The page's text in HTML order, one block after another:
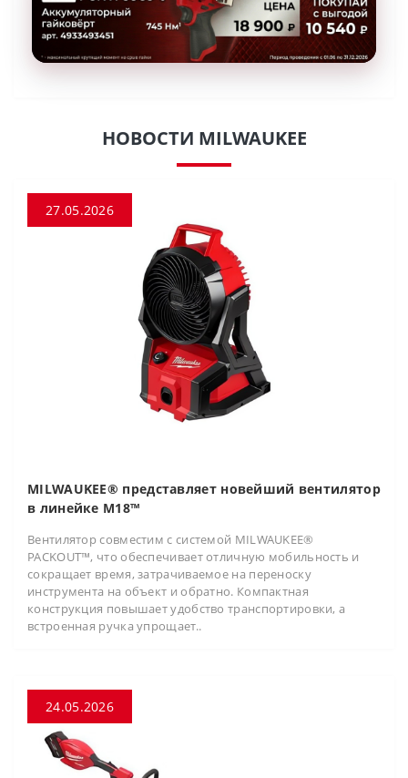
НОВОСТИ MILWAUKEE
27.05.2026
MILWAUKEE® представляет новейший вентилятор
в линейке M18™
Вентилятор совместим с системой MILWAUKEE®
PACKOUT™, что обеспечивает отличную мобильность и
сокращает время, затрачиваемое на переноску
инструмента на объект и обратно. Компактная
конструкция повышает удобство транспортировки, а
встроенная ручка упрощает..
24.05.2026